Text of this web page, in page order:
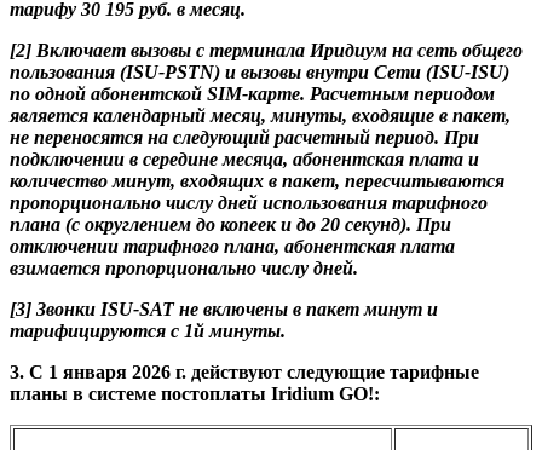
тарифу 30 195 руб. в месяц.
[2] Включает вызовы с терминала Иридиум на сеть общего
пользования (ISU-PSTN) и вызовы внутри Сети (ISU-ISU)
по одной абонентской SIM-карте. Расчетным периодом
является календарный месяц, минуты, входящие в пакет,
не переносятся на следующий расчетный период. При
подключении в середине месяца, абонентская плата и
количество минут, входящих в пакет, пересчитываются
пропорционально числу дней использования тарифного
плана (с округлением до копеек и до 20 секунд). При
отключении тарифного плана, абонентская плата
взимается пропорционально числу дней.
[3] Звонки ISU-SAT не включены в пакет минут и
тарифицируются с 1й минуты.
3. С 1 января 2026 г. действуют следующие тарифные
планы в системе постоплаты Iridium GO!: